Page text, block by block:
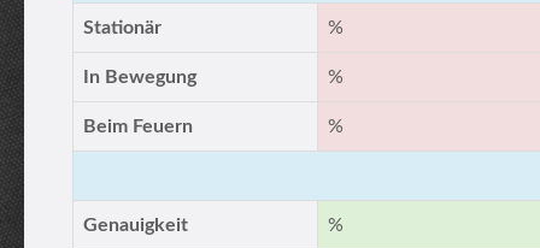
Stationär %
In Bewegung %
Beim Feuern %
Genauigkeit %